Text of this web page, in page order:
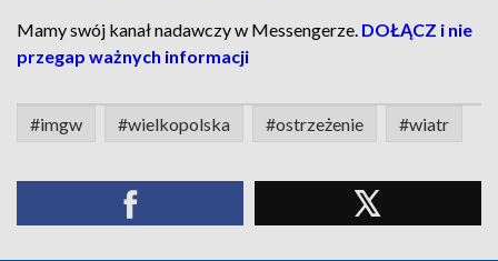
Mamy swój kanał nadawczy w Messengerze. DOŁĄCZ i nie
przegap ważnych informacji
#imgw #wielkopolska #ostrzeżenie #wiatr